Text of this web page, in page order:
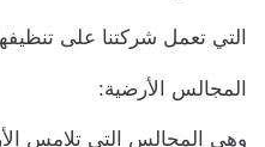
تعمل شركتنا على تنظيفها:
الأرضية:
المجالس التي تلامس